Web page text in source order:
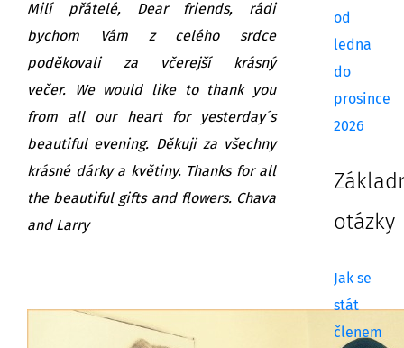
Milí přátelé, Dear friends, rádi
bychom Vám z celého srdce
poděkovali za včerejší krásný
večer. We would like to thank you
from all our heart for yesterday´s
beautiful evening. Děkuji za všechny
krásné dárky a květiny. Thanks for all
the beautiful gifts and flowers. Chava
and Larry
od
ledna
do
prosince
2026
otázky
Jak se
stát
členem